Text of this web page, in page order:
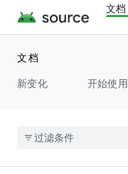
文档
文档
新变化
开始使用